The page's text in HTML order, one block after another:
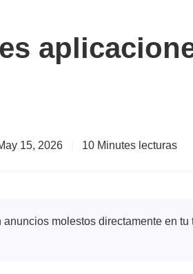
15, 2026 10 Minutes lecturas
molestos directamente en